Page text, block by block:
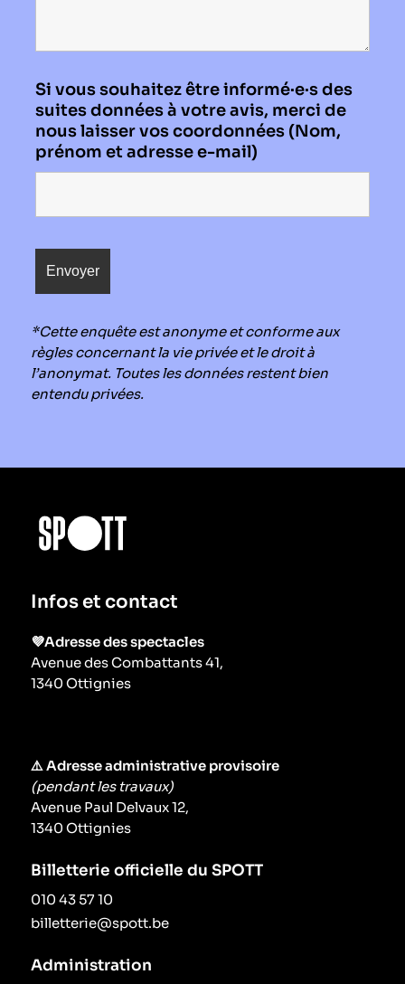
Si vous souhaitez être informé·e·s des
suites données à votre avis, merci de
nous laisser vos coordonnées (Nom,
prénom et adresse e-mail)
*Cette enquête est anonyme et conforme aux
règles concernant la vie privée et le droit à
l’anonymat. Toutes les données restent bien
entendu privées.
Infos et contact
💜Adresse des spectacles
Avenue des Combattants 41,
1340 Ottignies
⚠️ Adresse administrative provisoire
(pendant les travaux)
Avenue Paul Delvaux 12,
1340 Ottignies
Billetterie officielle du SPOTT
010 43 57 10
billetterie@spott.be
Administration